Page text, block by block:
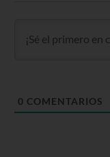
0 COMENTARIOS